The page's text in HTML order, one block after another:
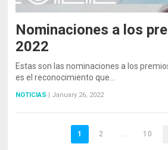
Nominaciones a los
2022
Estas son las nominaciones a los
es el reconocimiento que…
NOTICIAS | January 26, 2022
1 2 … 10